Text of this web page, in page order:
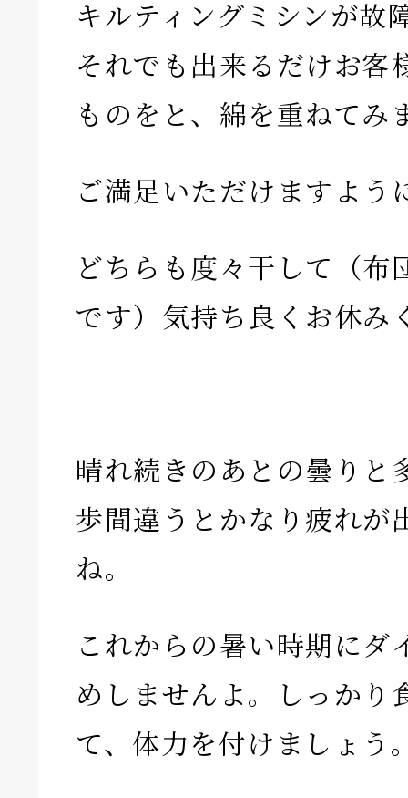
キルティングミシンが故
それでも出来るだけお客
ものをと、綿を重ねてみ
ご満足いただけますよう
どちらも度々干して（布
です）気持ち良くお休み
晴れ続きのあとの曇りと
歩間違うとかなり疲れが
ね。
これからの暑い時期にダ
めしませんよ。しっかり
て、体力を付けましょう